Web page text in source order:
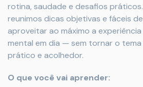
rotina, saudade e desafios
reunimos dicas objetivas e fáceis
aproveitar ao máximo a
mental em dia — sem tornar o
prático e acolhedor.
O que você vai aprender: